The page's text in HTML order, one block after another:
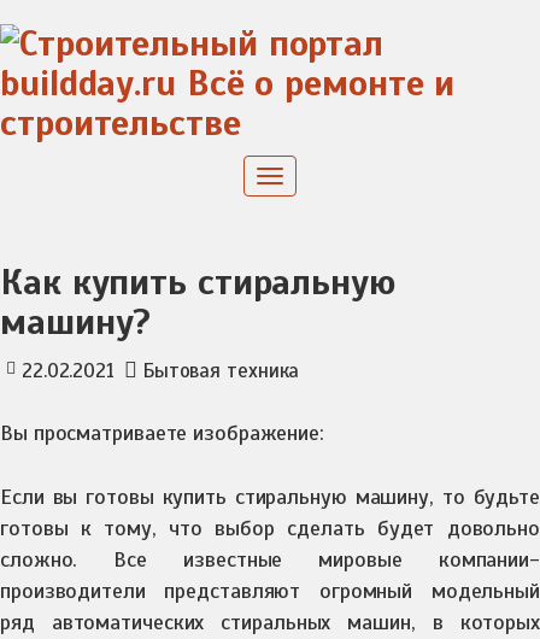
to
content
Toggle
Как купить стиральную
машину?
22.02.2021 Бытовая техника
Вы просматриваете изображение:
Если вы готовы купить стиральную машину, то будьте
готовы к тому, что выбор сделать будет довольно
сложно. Все известные мировые компании-
производители представляют огромный модельный
ряд автоматических стиральных машин, в которых